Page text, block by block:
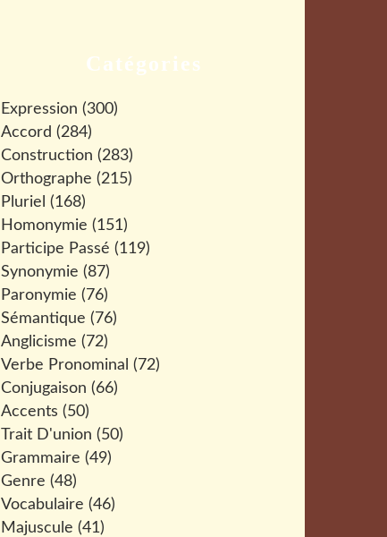
Catégories
Expression (300)
Accord (284)
Construction (283)
Orthographe (215)
Pluriel (168)
Homonymie (151)
Participe Passé (119)
Synonymie (87)
Paronymie (76)
Sémantique (76)
Anglicisme (72)
Verbe Pronominal (72)
Conjugaison (66)
Accents (50)
Trait D'union (50)
Grammaire (49)
Genre (48)
Vocabulaire (46)
Majuscule (41)